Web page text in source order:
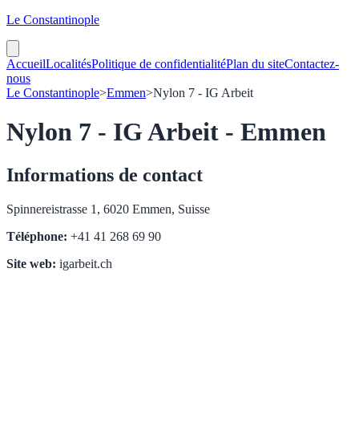
Le Constantinople
AccueilLocalitésPolitique de confidentialitéPlan du siteContactez-
nous
Le Constantinople>Emmen>Nylon 7 - IG Arbeit
Nylon 7 - IG Arbeit - Emmen
Informations de contact
Spinnereistrasse 1, 6020 Emmen, Suisse
Téléphone: +41 41 268 69 90
Site web: igarbeit.ch